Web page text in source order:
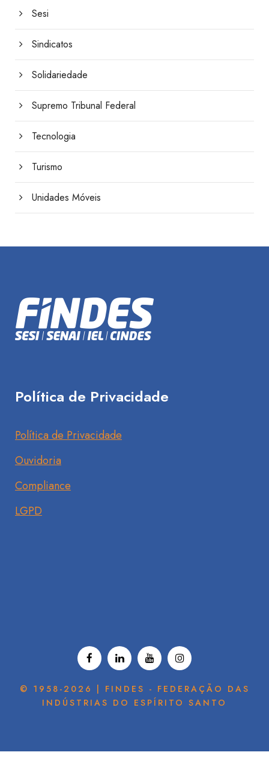
Sesi
Sindicatos
Solidariedade
Supremo Tribunal Federal
Tecnologia
Turismo
Unidades Móveis
Política de Privacidade
Política de Privacidade
Ouvidoria
Compliance
LGPD
© 1958-2026 | FINDES - FEDERAÇÃO DAS
INDÚSTRIAS DO ESPÍRITO SANTO